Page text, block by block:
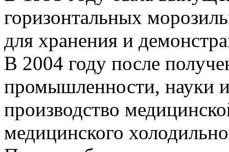
горизонтальных
для хранения и
В 2004 году после
промышленности, науки
производство
медицинского